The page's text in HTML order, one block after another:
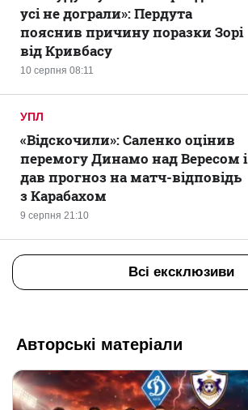
10 серпня 08:11
усі не дограли»: Пердута
пояснив причину поразки Зорі
від Кривбасу
УПЛ
9 серпня 21:10
«Відскочили»: Саленко оцінив
перемогу Динамо над Вересом і
дав прогноз на матч-відповідь
з Карабахом
Всі ексклюзиви
Авторські матеріали